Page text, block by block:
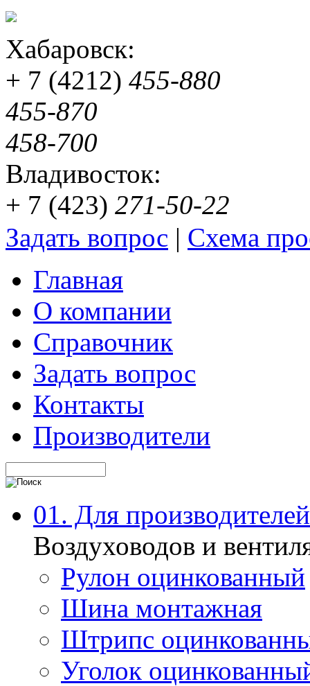
Хабаровск:
+ 7 (4212) 455-880
455-870
458-700
Владивосток:
+ 7 (423) 271-50-22
Задать вопрос | Схема
Главная
О компании
Справочник
Задать вопрос
Контакты
Производители
01. Для производителей
Воздуховодов и
Рулон оцинкованный
Шина монтажная
Штрипс
Уголок